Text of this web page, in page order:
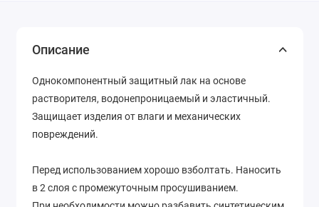
Описание
Однокомпонентный защитный лак на основе
растворителя, водонепроницаемый и эластичный.
Защищает изделия от влаги и механических
повреждений.
Перед использованием хорошо взболтать. Наносить
в 2 слоя с промежуточным просушиванием.